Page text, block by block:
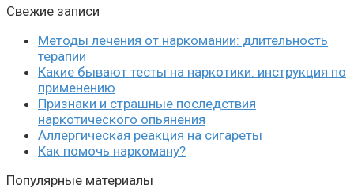
Свежие записи
Методы лечения от наркомании: длительность
терапии
Какие бывают тесты на наркотики: инструкция по
применению
Признаки и страшные последствия
наркотического опьянения
Аллергическая реакция на сигареты
Как помочь наркоману?
Популярные материалы